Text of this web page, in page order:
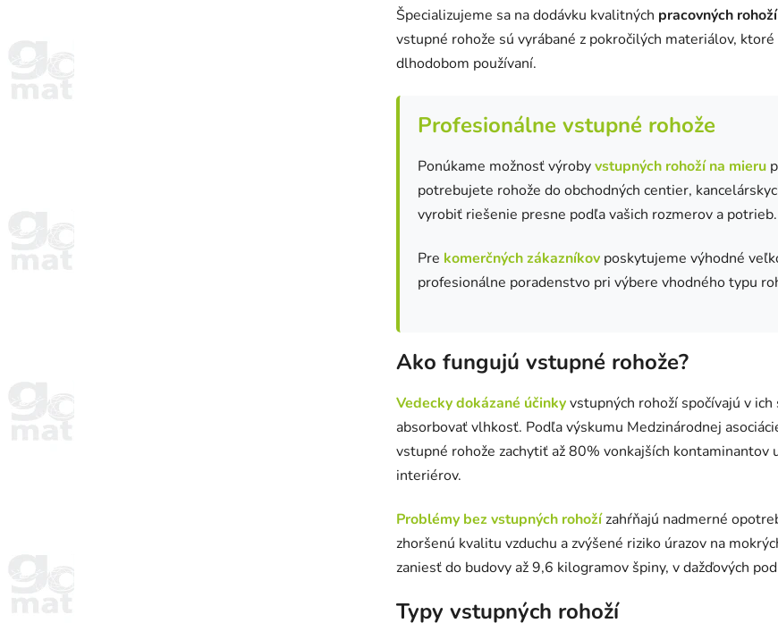
v
k
y
u
Špecializujeme sa na dodávku kvalitných pracovných
vstupné rohože sú vyrábané z pokročilých materiálov,
dlhodobom používaní.
Profesionálne vstupné rohože
Ponúkame možnosť výrobyvstupných rohoží na mieru
potrebujete rohože do obchodných centier,
vyrobiť riešenie presne podľa vašich rozmerov a potrieb.
Pre komerčných zákazníkov poskytujeme výhodné
profesionálne poradenstvo pri výbere vhodného typu
Ako fungujú vstupné rohože?
Vedecky dokázané účinkyvstupných rohoží spočívajú v
absorbovať vlhkosť. Podľa výskumu Medzinárodnej
vstupné rohože zachytiť až 80% vonkajších kontaminantov
interiérov.
Problémy bez vstupných rohožízahŕňajú nadmerné
zhoršenú kvalitu vzduchu a zvýšené riziko úrazov na
zaniesť do budovy až 9,6 kilogramov špiny, v dažďových
Typy vstupných rohoží